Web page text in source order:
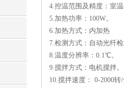
4.控温范围及精度：室温
5.加热功率： 100W。
6.加热方式：内加热
7.检测方式：自动光纤
8.温度分辨率： 0.1℃。
9.搅拌方式：电机搅拌。
10.搅拌速度： 0-2000转/